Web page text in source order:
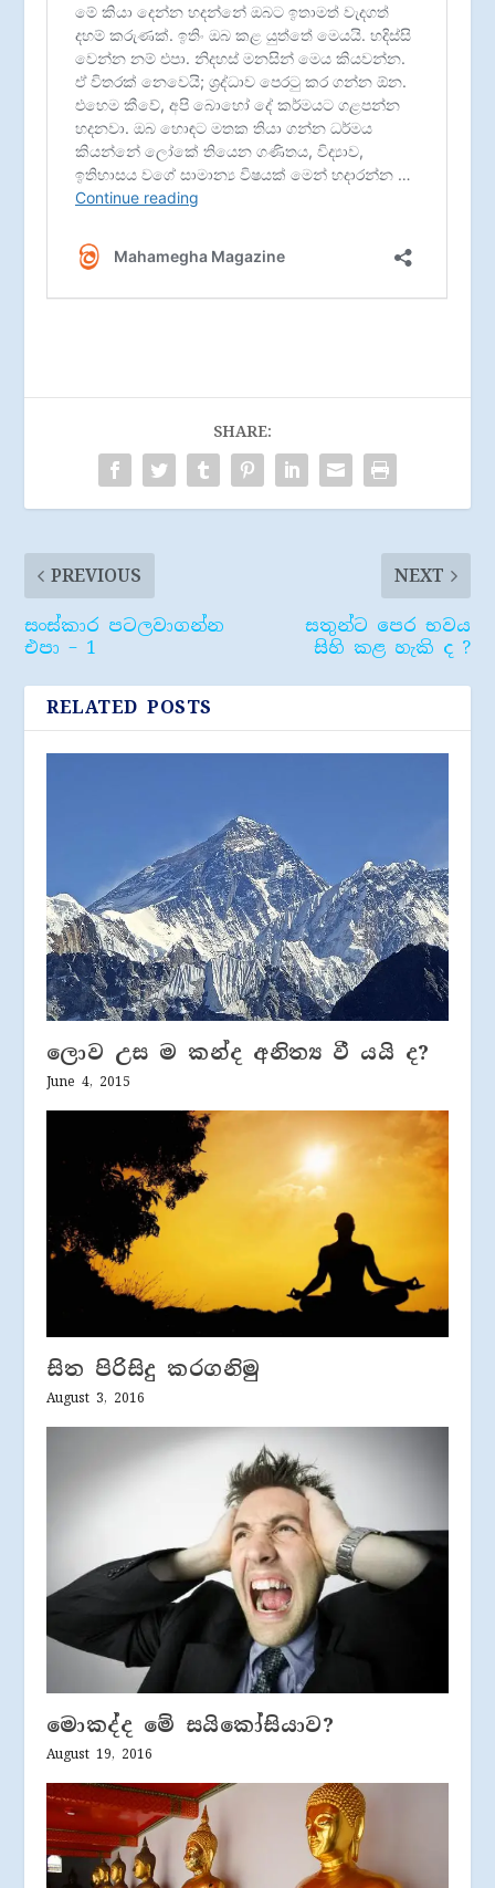
SHARE:
PREVIOUS
සංස්කාර පටලවාගන්න
එපා – 1
NEXT
සතුන්ට පෙර භවය
සිහි කළ හැකි ද ?
RELATED POSTS
ලොව උස ම කන්ද අනිත්‍ය වී යයි ද?
June 4, 2015
සිත පිරිසිදු කරගනිමු
August 3, 2016
මොකද්ද මේ සයිකෝසියාව?
August 19, 2016